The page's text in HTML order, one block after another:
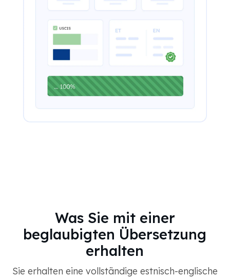
Was Sie mit einer
beglaubigten Übersetzung
erhalten
Sie erhalten eine vollständige estnisch-englische